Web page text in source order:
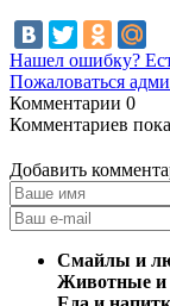
Нашел ошибку?
Пожаловаться
Комментарии 0
Комментариев
Добавить
Смайлы и
Животные и